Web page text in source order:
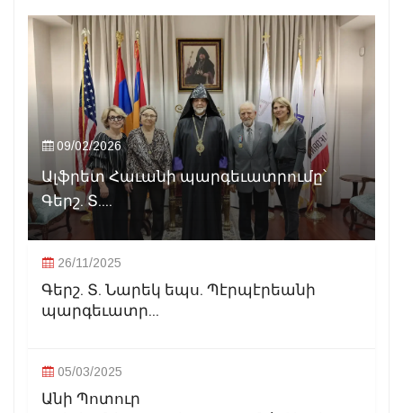
09/02/2026
Ալֆրետ Հաւանի պարգեւատրումը՝
Գերշ. Տ....
26/11/2025
Գերշ. Տ. Նարեկ եպս. Պէրպէրեանի
պարգեւատր...
05/03/2025
Անի Պոտուր